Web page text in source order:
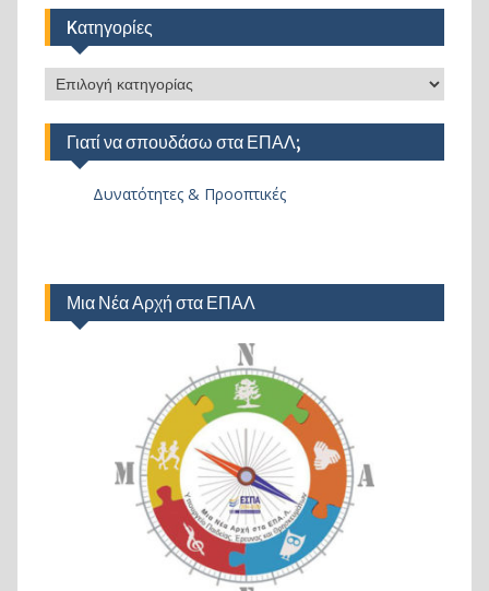
Kατηγορίες
Kατηγορίες
Γιατί να σπουδάσω στα ΕΠΑΛ;
Δυνατότητες & Προοπτικές
Μια Νέα Αρχή στα ΕΠΑΛ